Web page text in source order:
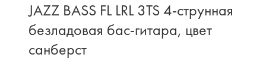
JAZZ BASS FL LRL 3TS 4-струнная
безладовая бас-гитара, цвет
санберст